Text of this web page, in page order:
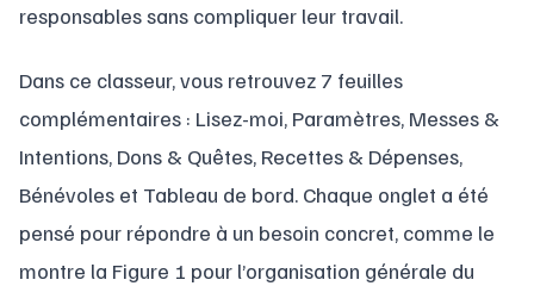
responsables sans compliquer leur travail.
Dans ce classeur, vous retrouvez 7 feuilles
complémentaires : Lisez-moi, Paramètres, Messes &
Intentions, Dons & Quêtes, Recettes & Dépenses,
Bénévoles et Tableau de bord. Chaque onglet a été
pensé pour répondre à un besoin concret, comme le
montre la Figure 1 pour l’organisation générale du